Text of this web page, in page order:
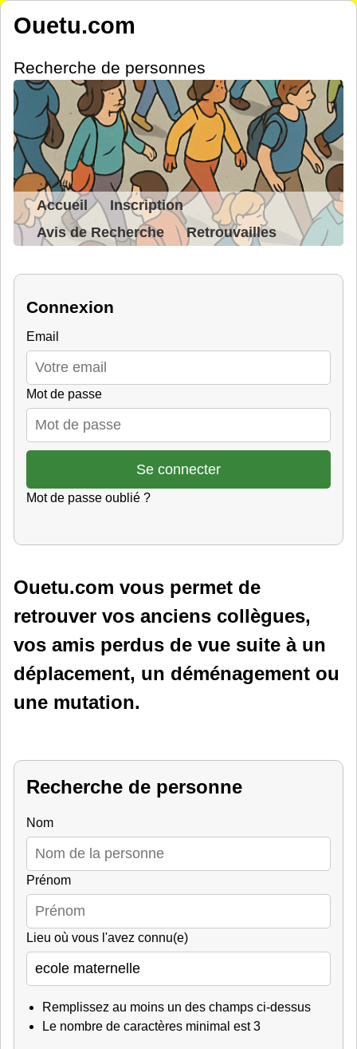
Ouetu.com
Recherche de personnes
Accueil
Inscription
Avis de Recherche
Retrouvailles
Connexion
Email
Mot de passe
Mot de passe oublié ?
Ouetu.com vous permet de
retrouver vos anciens collègues,
vos amis perdus de vue suite à un
déplacement, un déménagement ou
une mutation.
Recherche de personne
Nom
Prénom
Lieu où vous l'avez connu(e)
Remplissez au moins un des champs ci-dessus
Le nombre de caractères minimal est 3